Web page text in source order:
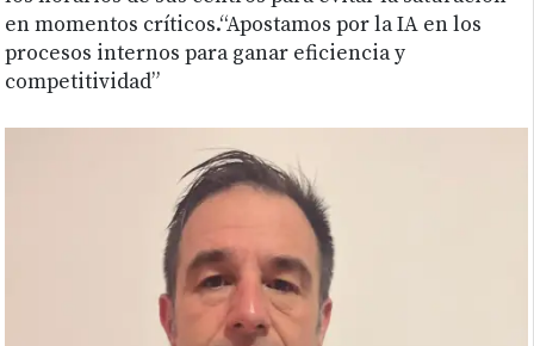
en momentos críticos.“Apostamos por la IA en los
procesos internos para ganar eficiencia y
competitividad”